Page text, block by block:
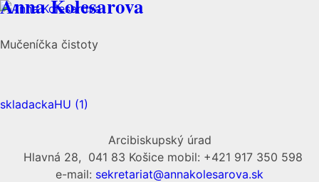
Anna Kolesarova
Mučeníčka čistoty
skladackaHU (1)
Arcibiskupský úrad
Hlavná 28, 041 83 Košice mobil: +421 917 350 598
e-mail: sekretariat@annakolesarova.sk